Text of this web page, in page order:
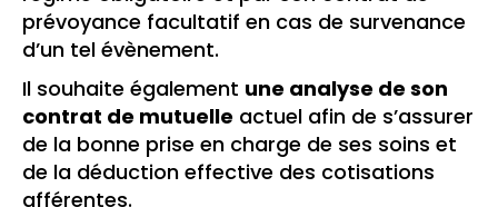
prévoyance facultatif en cas de survenance
d’un tel évènement.
Il souhaite également une analyse de son
contrat de mutuelle actuel afin de s’assurer
de la bonne prise en charge de ses soins et
de la déduction effective des cotisations
afférentes.